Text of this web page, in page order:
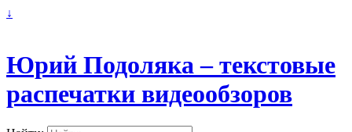
↓
Юрий Подоляка – текстовые
распечатки видеообзоров